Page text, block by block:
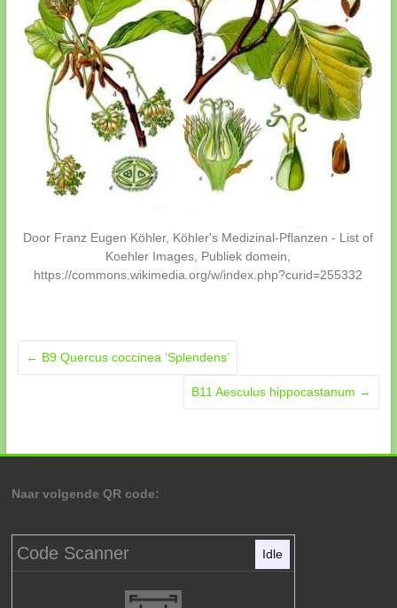
Door Franz Eugen Köhler, Köhler's Medizinal-Pflanzen - List of
Koehler Images, Publiek domein,
https://commons.wikimedia.org/w/index.php?curid=255332
← B9 Quercus coccinea ‘Splendens’
B11 Aesculus hippocastanum →
Naar volgende QR code:
Code Scanner Idle